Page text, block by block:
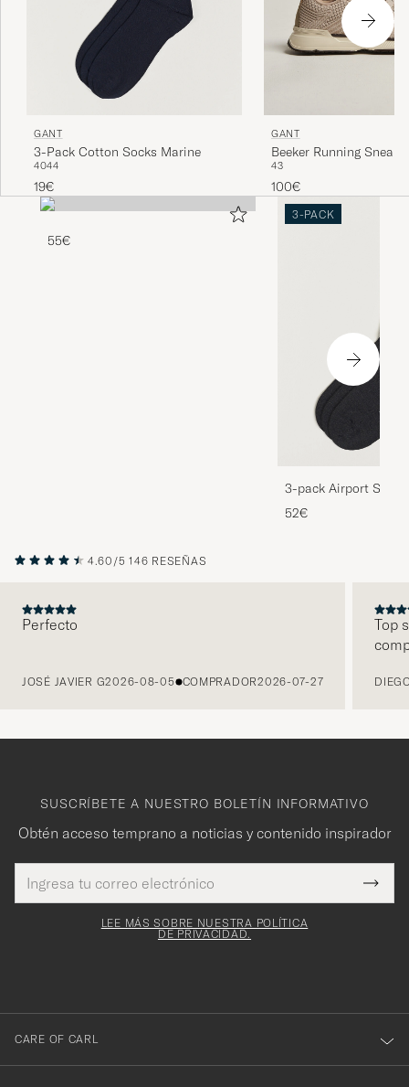
GANT
3-Pack Cotton Socks Marine
4044
19€
GANT
Beeker Running
43
100€
55€
3-PACK
3-pack Airport
Melange
52€
4.60/5 146 RESEÑAS
Perfecto
JOSÉ JAVIER G2026-08-05 COMPRADOR2026-07-27
Top
SUSCRÍBETE A NUESTRO BOLETÍN INFORMATIVO
Obtén acceso temprano a noticias y contenido inspirador
de
correo
Este
es
¡Gracias
por
suscribirte
boletín!
LEE MÁS SOBRE NUESTRA POLÍTICA
DE PRIVACIDAD.
CARE OF CARL